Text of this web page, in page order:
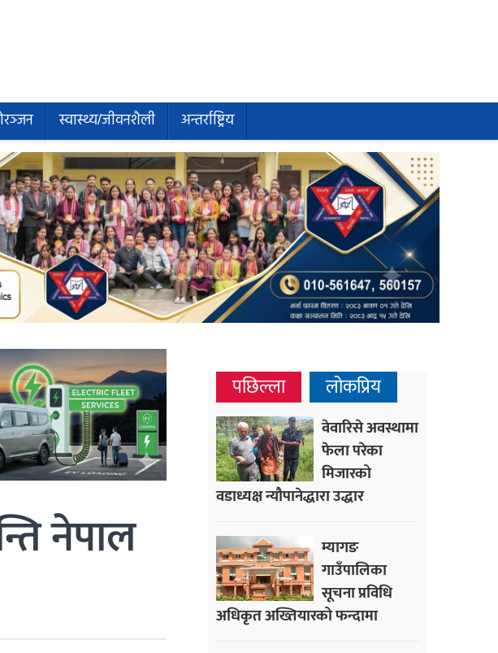
स्वास्थ्य/जीवनशैली अन्तर्राष्ट्रिय
नेपाल
पछिल्ला लोकप्रिय
वेवारिसे अवस्थामा
फेला परेका
मिजारको
वडाध्यक्ष न्यौपानेद्धारा उद्धार
म्यागङ
गाउँपालिका
सूचना प्रविधि
अधिकृत अख्तियारको फन्दामा